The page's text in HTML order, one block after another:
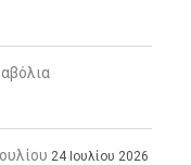
24 Ιουλίου 2026